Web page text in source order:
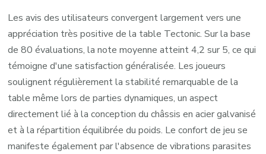
Les avis des utilisateurs convergent largement vers une
appréciation très positive de la table Tectonic. Sur la base
de 80 évaluations, la note moyenne atteint 4,2 sur 5, ce qui
témoigne d'une satisfaction généralisée. Les joueurs
soulignent régulièrement la stabilité remarquable de la
table même lors de parties dynamiques, un aspect
directement lié à la conception du châssis en acier galvanisé
et à la répartition équilibrée du poids. Le confort de jeu se
manifeste également par l'absence de vibrations parasites